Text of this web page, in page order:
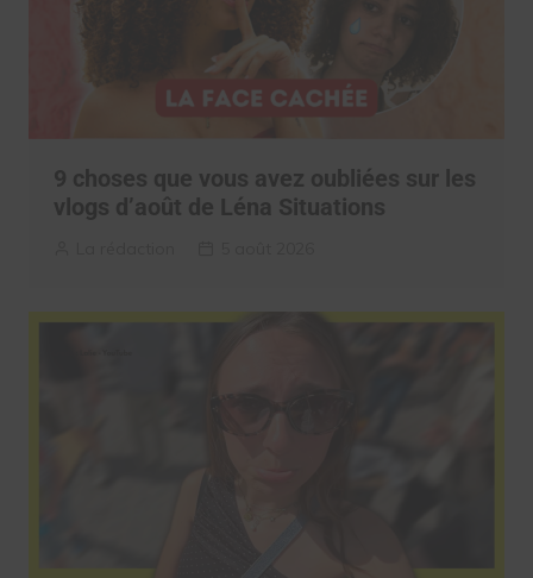
9 choses que vous avez oubliées sur les
vlogs d’août de Léna Situations